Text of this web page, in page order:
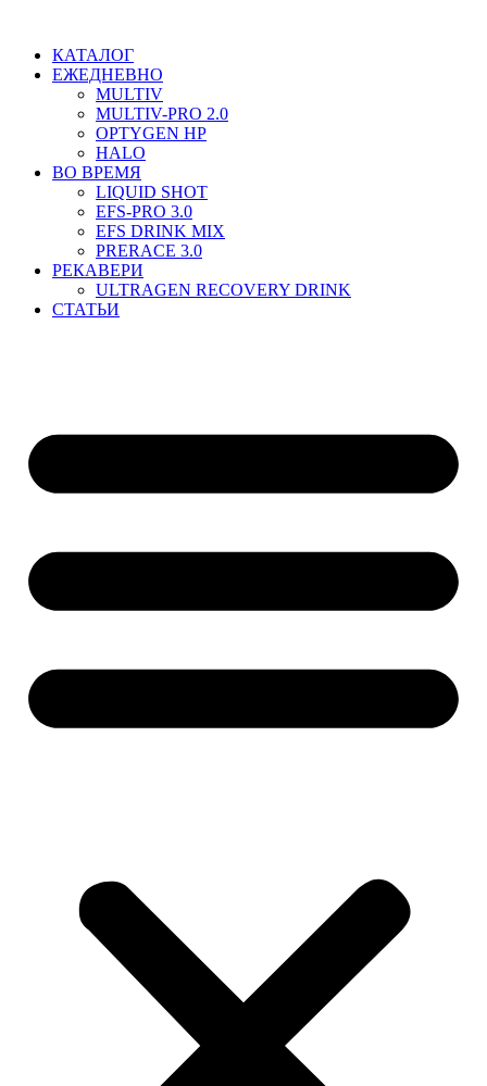
содержимому
КАТАЛОГ
ЕЖЕДНЕВНО
MULTIV
MULTIV-PRO 2.0
OPTYGEN HP
HALO
ВО ВРЕМЯ
LIQUID SHOT
EFS-PRO 3.0
EFS DRINK MIX
PRERACE 3.0
РЕКАВЕРИ
ULTRAGEN RECOVERY DRINK
СТАТЬИ